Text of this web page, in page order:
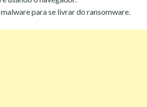
para se livrar do ransomware.